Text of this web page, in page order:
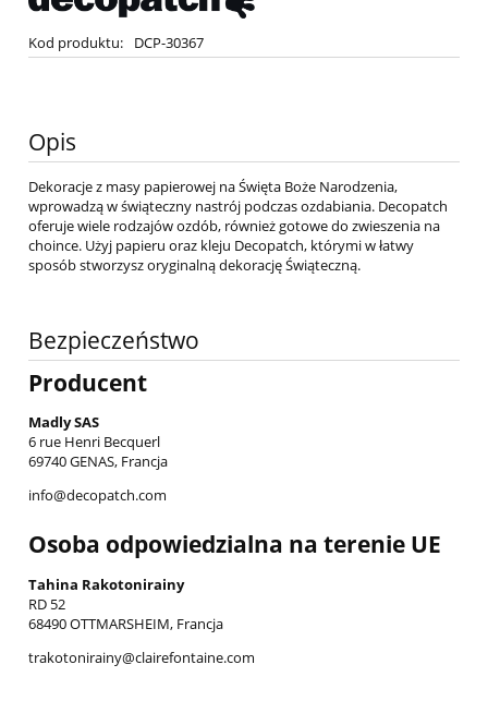
Kod produktu: DCP-30367
Opis
Dekoracje z masy papierowej na Święta Boże Narodzenia,
wprowadzą w świąteczny nastrój podczas ozdabiania. Decopatch
oferuje wiele rodzajów ozdób, również gotowe do zwieszenia na
choince. Użyj papieru oraz kleju Decopatch, którymi w łatwy
sposób stworzysz oryginalną dekorację Świąteczną.
Bezpieczeństwo
Producent
Madly SAS
6 rue Henri Becquerl
69740 GENAS, Francja
info@decopatch.com
Osoba odpowiedzialna na terenie UE
Tahina Rakotonirainy
RD 52
68490 OTTMARSHEIM, Francja
trakotonirainy@clairefontaine.com